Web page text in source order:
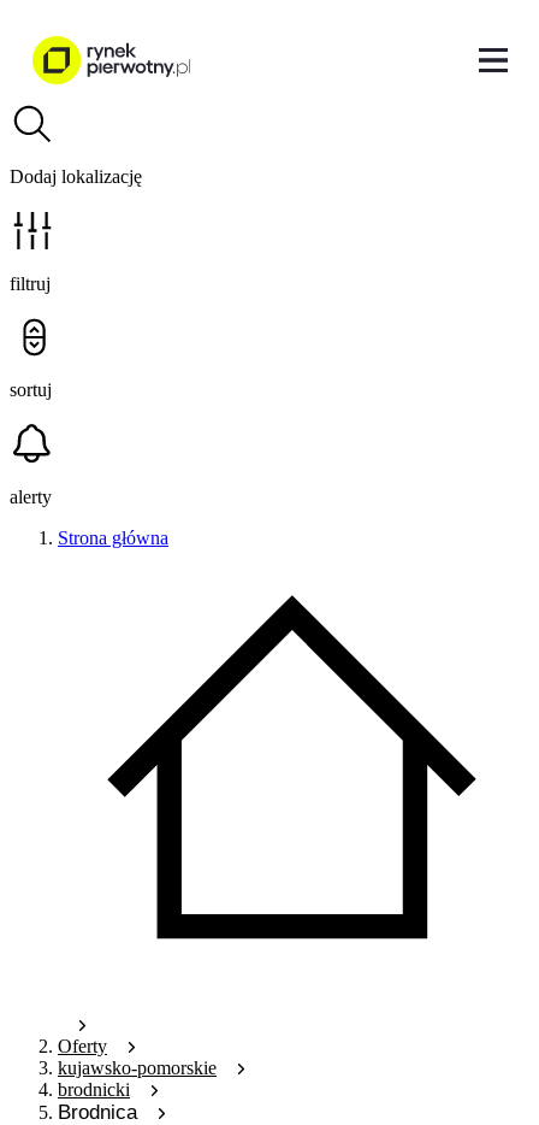
Dodaj lokalizację
filtruj
sortuj
alerty
Strona główna
Oferty
kujawsko-pomorskie
brodnicki
Brodnica